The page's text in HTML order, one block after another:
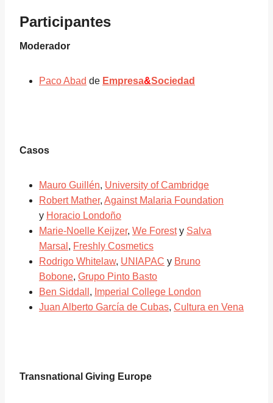
Participantes
Moderador
Paco Abad de Empresa&Sociedad
Casos
Mauro Guillén, University of Cambridge
Robert Mather, Against Malaria Foundation
y Horacio Londoño
Marie-Noelle Keijzer, We Foresty Salva
Marsal , Freshly Cosmetics
Rodrigo Whitelaw, UNIAPAC y Bruno
Bobone, Grupo Pinto Basto
Ben Siddall , Imperial College London
Juan Alberto García de Cubas, Cultura en Vena
Transnational Giving Europe